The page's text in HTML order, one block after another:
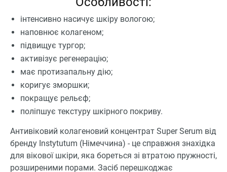
інтенсивно насичує шкіру вологою;
наповнює колагеном;
підвищує тургор;
активізує регенерацію;
має протизапальну дію;
коригує зморшки;
покращує рельєф;
поліпшує текстуру шкірного покриву.
Антивіковий колагеновий концентрат Super Serum від
бренду Instytutum (Німеччина) - це справжня знахідка
для вікової шкіри, яка бореться зі втратою пружності,
розширеними порами. Засіб перешкоджає